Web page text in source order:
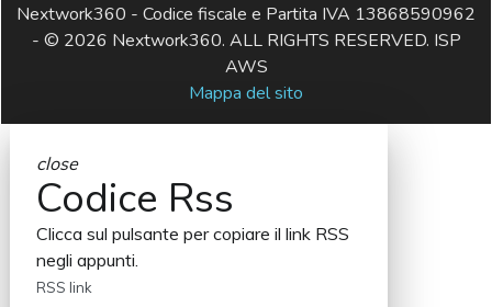
Nextwork360 - Codice fiscale e Partita IVA 13868590962
- © 2026 Nextwork360. ALL RIGHTS RESERVED. ISP
AWS
Mappa del sito
close
Codice Rss
Clicca sul pulsante per copiare il link RSS
negli appunti.
RSS link